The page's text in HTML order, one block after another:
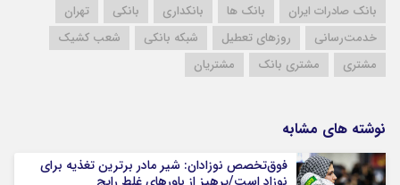
بانک صادرات ایران
بانک ها بانکداری بانکی
تهران
خدمت‌رسانی
روزهای تعطیل شبکه بانکی
شعب کشیک
مشتری
مشتری بانک مشتریان
نوشته های مشابه
فوق‌تخصص نوزادان: شیر مادر برترین تغذیه برای